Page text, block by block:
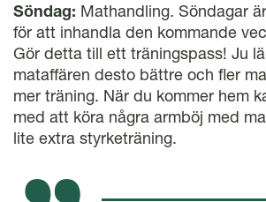
Söndag: Mathandling. Söndagar
för att inhandla den kommande
Gör detta till ett träningspass! Ju
mataffären desto bättre och fler
mer träning. När du kommer hem
med att köra några armböj med
lite extra styrketräning.